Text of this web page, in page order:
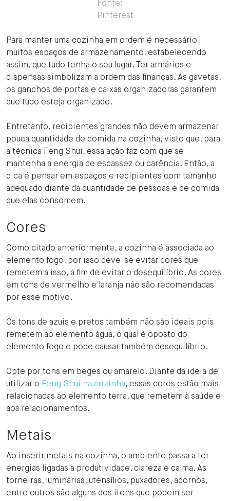
Fonte:
Pinterest
Para manter uma cozinha em ordem é necessário
muitos espaços de armazenamento, estabelecendo
assim, que tudo tenha o seu lugar. Ter armários e
dispensas simbolizam a ordem das finanças. As gavetas,
os ganchos de portas e caixas organizadoras garantem
que tudo esteja organizado.
Entretanto, recipientes grandes não devem armazenar
pouca quantidade de comida na cozinha, visto que, para
a técnica Feng Shui, essa ação faz com que se
mantenha a energia de escassez ou carência. Então, a
dica é pensar em espaços e recipientes com tamanho
adequado diante da quantidade de pessoas e de comida
que elas consomem.
Cores
Como citado anteriormente, a cozinha é associada ao
elemento fogo, por isso deve-se evitar cores que
remetem a isso, a fim de evitar o desequilíbrio. As cores
em tons de vermelho e laranja não são recomendadas
por esse motivo.
Os tons de azuis e pretos também não são ideais pois
remetem ao elemento água, o qual é oposto do
elemento fogo e pode causar também desequilíbrio.
Opte por tons em beges ou amarelo. Diante da ideia de
utilizar o Feng Shui na cozinha, essas cores estão mais
relacionadas ao elemento terra, que remetem à saúde e
aos relacionamentos.
Metais
Ao inserir metais na cozinha, o ambiente passa a ter
energias ligadas a produtividade, clareza e calma. As
torneiras, luminárias, utensílios, puxadores, adornos,
entre outros são alguns dos itens que podem ser